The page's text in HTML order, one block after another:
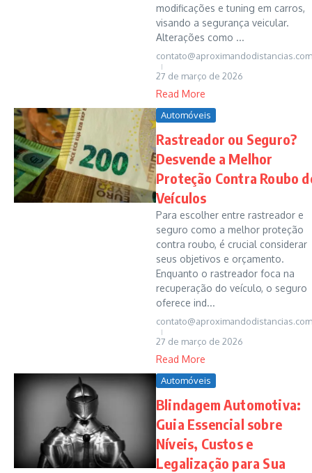
modificações e tuning em carros,
visando a segurança veicular.
Alterações como ...
27 de março de 2026
Read More
Automóveis
Rastreador ou Seguro?
Desvende a Melhor
Proteção Contra Roubo
Veículos
Para escolher entre rastreador e
seguro como a melhor proteção
contra roubo, é crucial considerar
seus objetivos e orçamento.
Enquanto o rastreador foca na
recuperação do veículo, o seguro
oferece ind...
27 de março de 2026
Read More
Automóveis
Blindagem Automotiva:
Guia Essencial sobre
Níveis, Custos e
Legalização para Sua